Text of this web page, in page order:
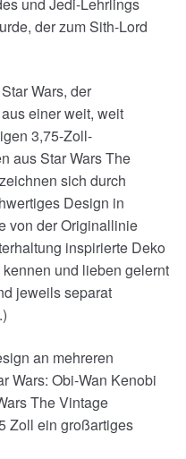
der zum Sith-Lord
Wars, der
einer weit, weit
3,75-Zoll-
aus Star Wars The
sich durch
Design in
von der Originallinie
inspirierte Deko
und lieben gelernt
jeweils separat
an mehreren
Wars: Obi-Wan Kenobi
The Vintage
Zoll ein großartiges